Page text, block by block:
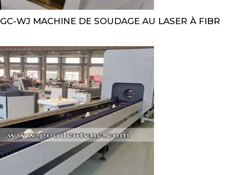
GC-WJ MACHINE DE SOUDAGE AU LASER À FIBR